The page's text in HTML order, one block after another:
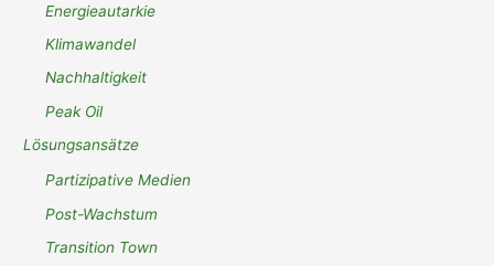
Energieautarkie
Klimawandel
Nachhaltigkeit
Peak Oil
Lösungsansätze
Partizipative Medien
Post-Wachstum
Transition Town